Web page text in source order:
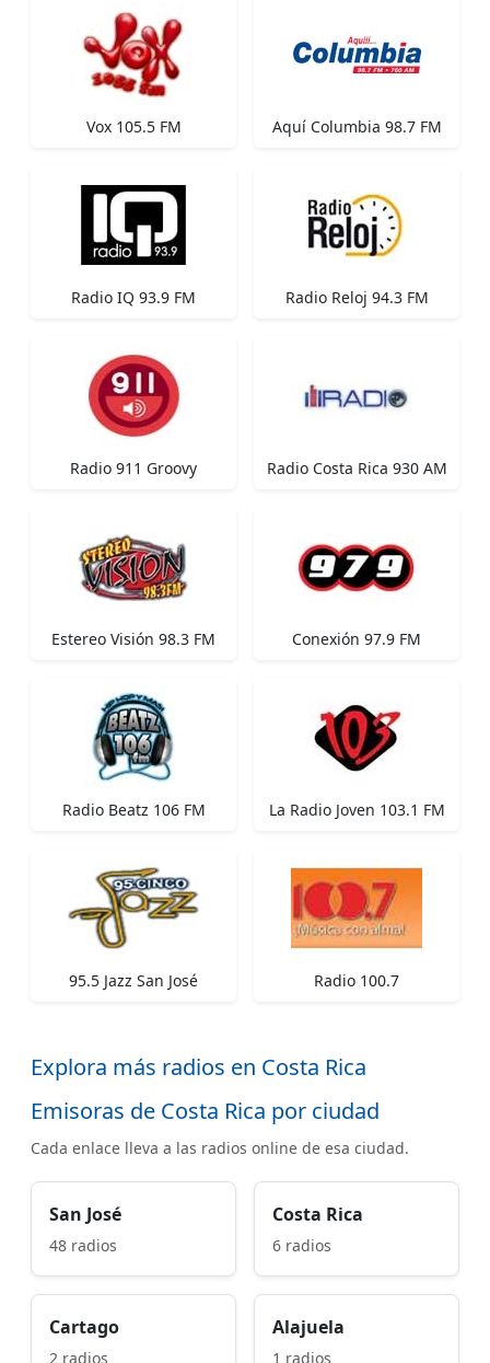
Vox 105.5 FM Aquí Columbia 98.7 FM
Radio IQ 93.9 FM Radio Reloj 94.3 FM
Radio 911 Groovy Radio Costa Rica 930 AM
Estereo Visión 98.3 FM Conexión 97.9 FM
Radio Beatz 106 FM La Radio Joven 103.1 FM
95.5 Jazz San José Radio 100.7
Explora más radios en Costa Rica
Emisoras de Costa Rica por ciudad
Cada enlace lleva a las radios online de esa ciudad.
San José
48 radios
Costa Rica
6 radios
Cartago
2 radios
Alajuela
1 radios